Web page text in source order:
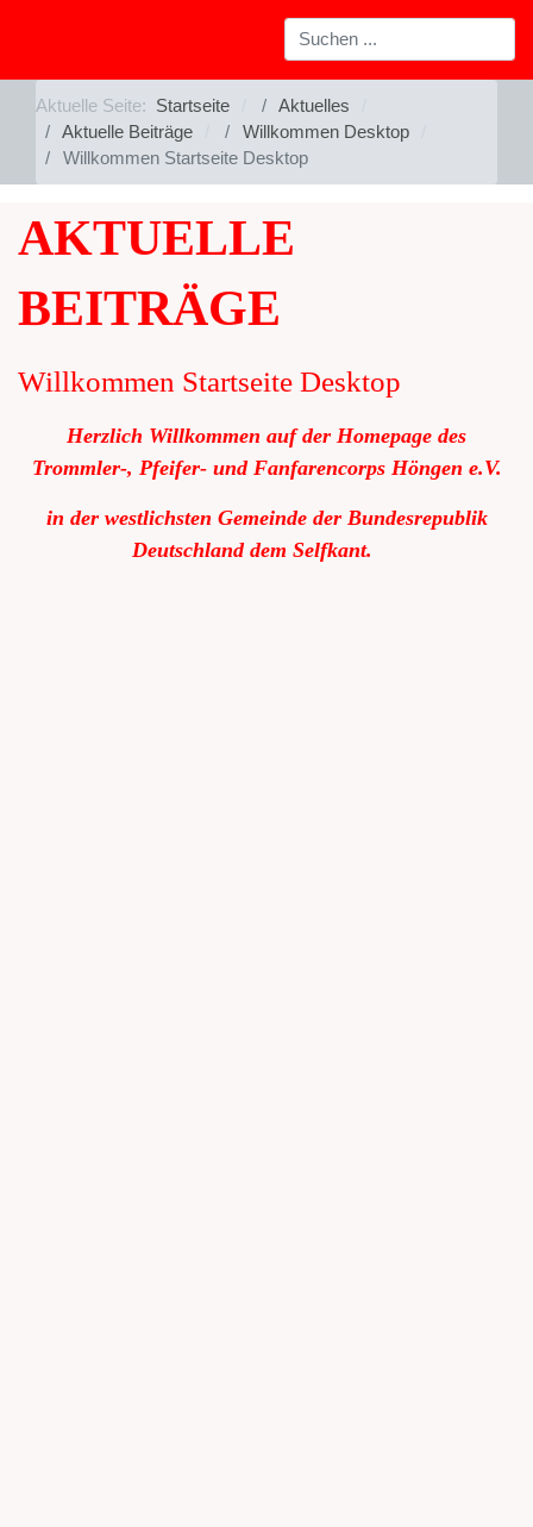
Aktuelle Seite: Startseite
Aktuelles
Aktuelle Beiträge
Willkommen Desktop
Willkommen Startseite Desktop
AKTUELLE
BEITRÄGE
Willkommen Startseite Desktop
Herzlich Willkommen auf der Homepage des
Trommler-, Pfeifer- und Fanfarencorps Höngen e.V.
in der westlichsten Gemeinde der Bundesrepublik
Deutschland dem Selfkant.